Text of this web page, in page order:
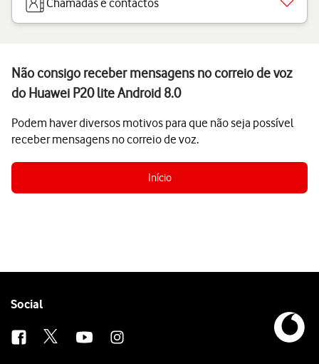
Chamadas e contactos
Não consigo receber mensagens no correio de voz
do Huawei P20 lite Android 8.0
Podem haver diversos motivos para que não seja possível
receber mensagens no correio de voz.
Início
Follow
Social